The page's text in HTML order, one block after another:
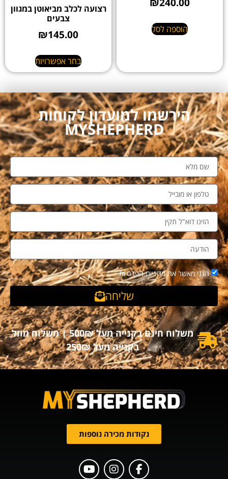
הוספה לסל
רצועה לכלב מביאוטן במגוון
צבעים
₪145.00
בחר אפשרויות
הירשמו למועדון לקוחות
MYSHEPHERD
הנני מאשר את מדיניות הפרטיות
שליחה
משלוח חינם בקנייה מעל 500₪ | משלוח מוזל
בקנייה מעל 250₪
נקודות מכירה נוספות